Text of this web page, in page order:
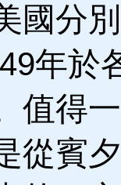
國分
年於
值得
從賓